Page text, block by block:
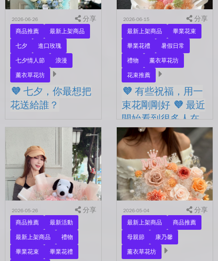
下...
2026-06-26 分享
商品推薦
最新上架商品
七夕
進口玫瑰
七夕情人節
浪漫
薰衣草花坊
💜 七夕，你最想把
花送給誰？
誰？ 是陪你走過每一天的
另一半，是一直默默支持你
的家人，還是那個努力生活
的自己？ 花，不一定要等
到特別的人才能收到。...
2026-06-15 分享
最新上架商品
畢業花束
畢業花禮
暑假日常
禮物
薰衣草花坊
花束推薦
💜 有些祝福，用一
束花剛剛好 💜 最近
開始看到很多人在
拍照
💜 有些祝福，用一束花剛剛
好 💜 最近開始看到很多人
在拍照📷 穿著學士服、抱著
花束，笑著紀錄這段重要的
時光🤍 一路走到現在，一
定有很多不容易。 熬過考
試...
2026-05-26 分享
商品推薦
最新活動
最新上架商品
禮物
畢業花束
畢業花禮
2026-05-04 分享
最新上架商品
商品推薦
母親節
康乃馨
薰衣草花坊